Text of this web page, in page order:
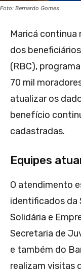
Foto: Bernardo Gomes
Maricá
dos
(RBC),
70 mil
atualizar os
benefício
cadastradas.
Equipes
O atendimento
identificados da
Solidária e
Secretaria de
e também do
realizam visitas